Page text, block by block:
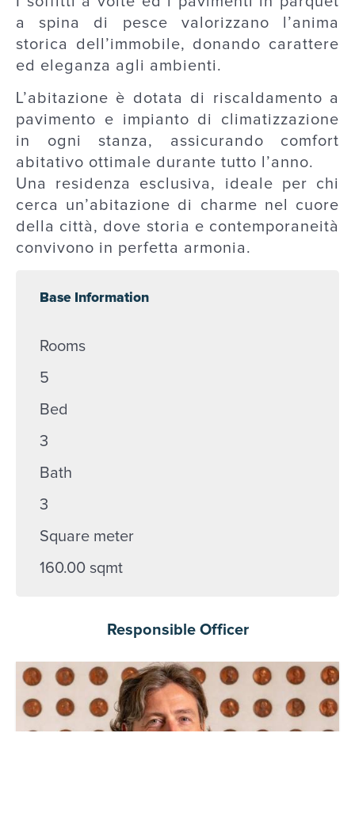
a spina di pesce valorizzano l’anima
storica dell’immobile, donando carattere
ed eleganza agli ambienti.
L’abitazione è dotata di riscaldamento a
pavimento e impianto di climatizzazione
in ogni stanza, assicurando comfort
abitativo ottimale durante tutto l’anno.
Una residenza esclusiva, ideale per chi
cerca un’abitazione di charme nel cuore
della città, dove storia e contemporaneità
convivono in perfetta armonia.
Base Information
Rooms
5
Bed
3
Bath
3
Square meter
160.00 sqmt
Responsible Officer